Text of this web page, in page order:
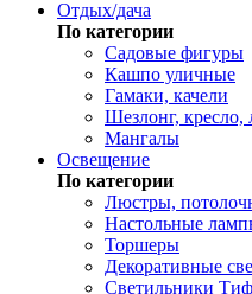
Отдых/дача
По категории
Садовые фигуры
Кашпо уличные
Гамаки, качели
Шезлонг, кресло,
Мангалы
Освещение
По категории
Люстры,
Настольные
Торшеры
Декоративные
Светильники